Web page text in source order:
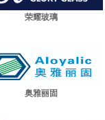
荣耀玻璃
奥雅丽固